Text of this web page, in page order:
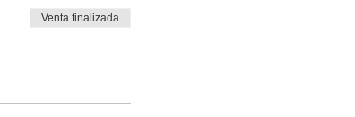
Venta finalizada